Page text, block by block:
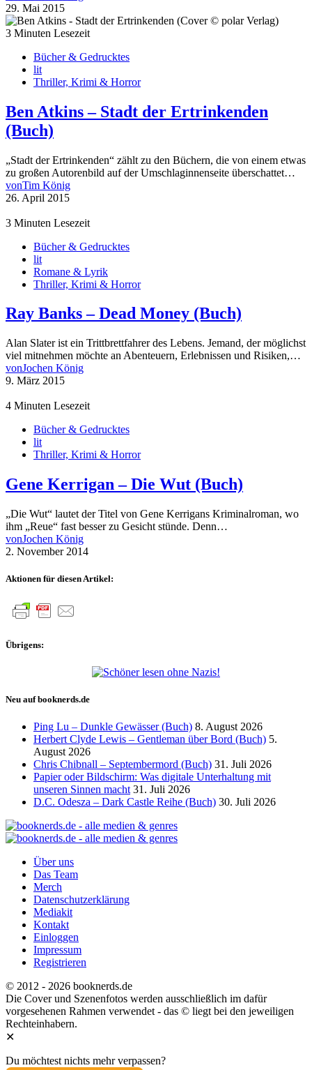
29. Mai 2015
3 Minuten Lesezeit
Bücher & Gedrucktes
lit
Thriller, Krimi & Horror
Ben Atkins – Stadt der Ertrinkenden
(Buch)
„Stadt der Ertrinkenden“ zählt zu den Büchern, die von einem etwas
zu großen Autorenbild auf der Umschlaginnenseite überschattet…
vonTim König
26. April 2015
3 Minuten Lesezeit
Bücher & Gedrucktes
lit
Romane & Lyrik
Thriller, Krimi & Horror
Ray Banks – Dead Money (Buch)
Alan Slater ist ein Trittbrettfahrer des Lebens. Jemand, der möglichst
viel mitnehmen möchte an Abenteuern, Erlebnissen und Risiken,…
vonJochen König
9. März 2015
4 Minuten Lesezeit
Bücher & Gedrucktes
lit
Thriller, Krimi & Horror
Gene Kerrigan – Die Wut (Buch)
„Die Wut“ lautet der Titel von Gene Kerrigans Kriminalroman, wo
ihm „Reue“ fast besser zu Gesicht stünde. Denn…
vonJochen König
2. November 2014
Aktionen für diesen Artikel:
Übrigens:
Neu auf booknerds.de
Ping Lu – Dunkle Gewässer (Buch) 8. August 2026
Herbert Clyde Lewis – Gentleman über Bord (Buch) 5.
August 2026
Chris Chibnall – Septembermord (Buch) 31. Juli 2026
Papier oder Bildschirm: Was digitale Unterhaltung mit
unseren Sinnen macht 31. Juli 2026
D.C. Odesza – Dark Castle Reihe (Buch) 30. Juli 2026
Über uns
Das Team
Merch
Datenschutzerklärung
Mediakit
Kontakt
Einloggen
Impressum
Registrieren
© 2012 - 2026 booknerds.de
Die Cover und Szenenfotos werden ausschließlich im dafür
vorgesehenen Rahmen verwendet - das © liegt bei den jeweiligen
Rechteinhabern.
✕
Du möchtest nichts mehr verpassen?